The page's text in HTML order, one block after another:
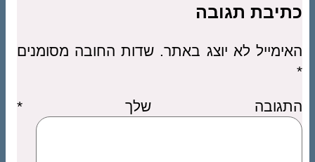
כתיבת תגובה
האימייל לא יוצג באתר. שדות החובה מסומנים
*
התגובה שלך*